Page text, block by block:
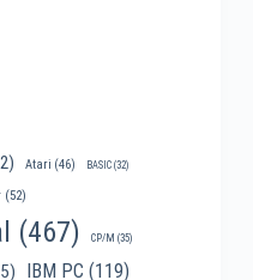
Atari (46) BASIC(32)
(52)
(467) CP/M (35)
IBM PC (119)